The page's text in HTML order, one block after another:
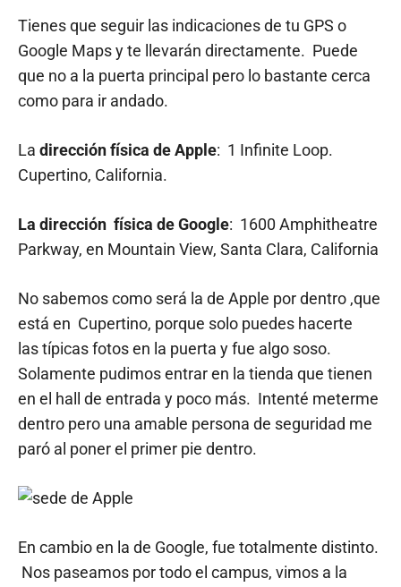
Tienes que seguir las indicaciones de tu GPS o
Google Maps y te llevarán directamente. Puede
que no a la puerta principal pero lo bastante cerca
como para ir andado.
La dirección física de Apple: 1 Infinite Loop.
Cupertino, California.
La dirección física de Google: 1600 Amphitheatre
Parkway, en Mountain View, Santa Clara, California
No sabemos como será la de Apple por dentro ,que
está en Cupertino, porque solo puedes hacerte
las típicas fotos en la puerta y fue algo soso.
Solamente pudimos entrar en la tienda que tienen
en el hall de entrada y poco más. Intenté meterme
dentro pero una amable persona de seguridad me
paró al poner el primer pie dentro.
En cambio en la de Google, fue totalmente distinto.
Nos paseamos por todo el campus, vimos a la